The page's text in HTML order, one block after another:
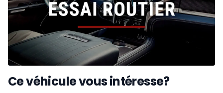
Ce véhicule vous intéresse?